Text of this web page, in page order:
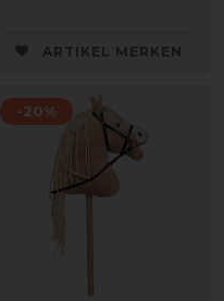
ARTIKEL MERKEN
-20%